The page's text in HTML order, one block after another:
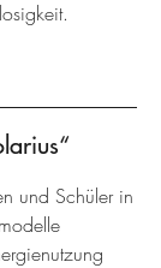
und Schüler in